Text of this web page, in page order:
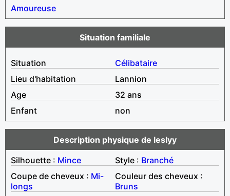
Amoureuse
Situation familiale
Situation
Célibataire
Lieu d'habitation
Lannion
Age
32 ans
Enfant
non
Description physique de leslyy
Silhouette : Mince Style : Branché
Coupe de cheveux : Mi-
longs
Couleur des cheveux :
Bruns